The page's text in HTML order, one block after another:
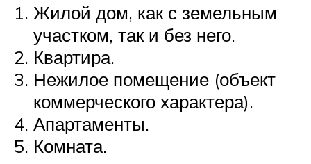
Жилой дом, как с земельным
участком, так и без него.
Квартира.
Нежилое помещение (объект
коммерческого характера).
Апартаменты.
Комната.